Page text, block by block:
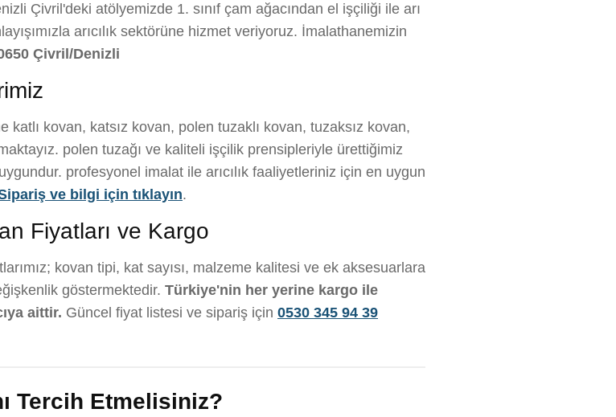
Çivril'deki atölyemizde 1. sınıf çam ağacından el işçiliği ile arı
arıcılık sektörüne hizmet veriyoruz. İmalathanemizin
Çivril/Denizli
katlı kovan, katsız kovan, polen tuzaklı kovan, tuzaksız kovan,
polen tuzağı ve kaliteli işçilik prensipleriyle ürettiğimiz
profesyonel imalat ile arıcılık faaliyetleriniz için en uygun
ve bilgi için tıklayın.
Fiyatları ve Kargo
kovan tipi, kat sayısı, malzeme kalitesi ve ek aksesuarlara
göstermektedir. Türkiye'nin her yerine kargo ile
aittir. Güncel fiyat listesi ve sipariş için 0530 345 94 39
Tercih Etmelisiniz?